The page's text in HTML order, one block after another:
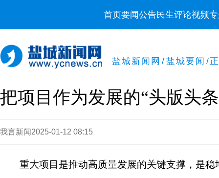
首页要闻公告民生评论视频
盐城新闻网 / 盐城要闻 /
把项目作为发展的“头版头
我言新闻 2025-01-12 08:15
重大项目是推动高质量发展的关键支撑，是